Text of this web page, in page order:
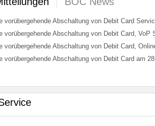
vorübergehende Abschaltung von Debit Card
vorübergehende Abschaltung von Debit Card am